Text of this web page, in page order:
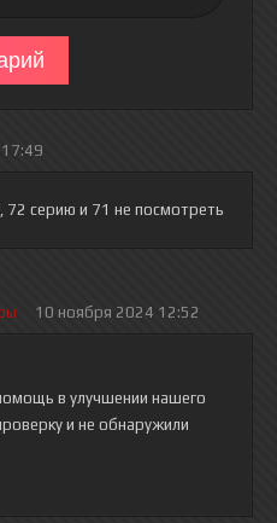
72 серию и 71 не посмотреть
10 ноября 2024 12:52
в улучшении нашего
и не обнаружили